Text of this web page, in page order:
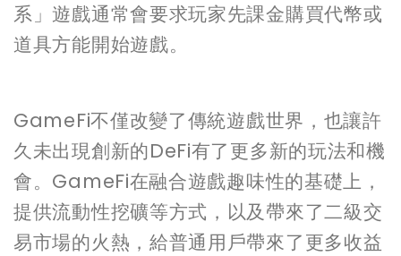
系」遊戲通常會要求玩家先課金購買代幣或
道具方能開始遊戲。
GameFi不僅改變了傳統遊戲世界，也讓許
久未出現創新的DeFi有了更多新的玩法和機
會。GameFi在融合遊戲趣味性的基礎上，
提供流動性挖礦等方式，以及帶來了二級交
易市場的火熱，給普通用戶帶來了更多收益